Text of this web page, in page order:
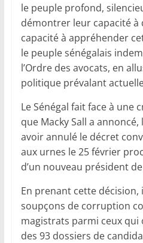
le peuple profond,
démontrer leur capacité
capacité à appréhender
le peuple sénégalais
l’Ordre des avocats, en
politique prévalant
Le Sénégal fait face à une
que Macky Sall a
avoir annulé le décret
aux urnes le 25 février
d’un nouveau président
En prenant cette décision,
soupçons de corruption
magistrats parmi ceux qui
des 93 dossiers de